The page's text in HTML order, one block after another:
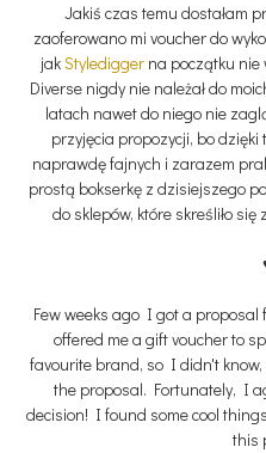
Jakiś czas temu dostałam
zaoferowano mi voucher do
jakStyledigger na początku nie
Diverse nigdy nie należał do
latach nawet do niego nie
przyjęcia propozycji, bo
naprawdę fajnych i zarazem
prostą bokserkę z dzisiejszego
do sklepów, które skreśliło
Few weeks ago I got a
offered me a gift voucher to
favourite brand, so I didn't
the proposal. Fortunately, I
decision! I found some cool
this